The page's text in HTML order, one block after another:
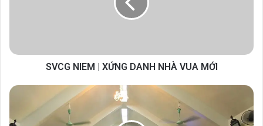
SVCG NIEM | XỨNG DANH NHÀ VUA MỚI